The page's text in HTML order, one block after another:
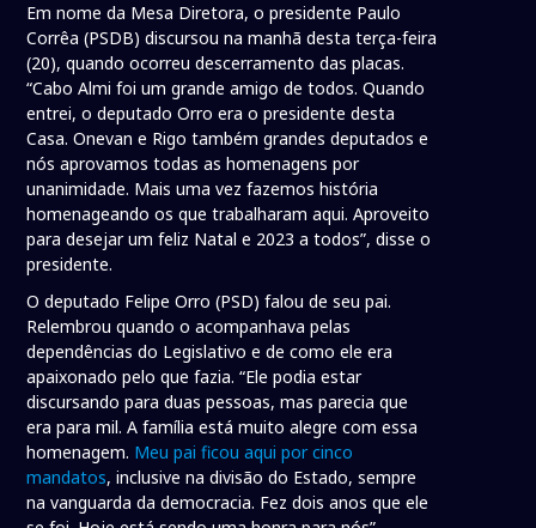
Em nome da Mesa Diretora, o presidente Paulo
Corrêa (PSDB) discursou na manhã desta terça-feira
(20), quando ocorreu descerramento das placas.
“Cabo Almi foi um grande amigo de todos. Quando
entrei, o deputado Orro era o presidente desta
Casa. Onevan e Rigo também grandes deputados e
nós aprovamos todas as homenagens por
unanimidade. Mais uma vez fazemos história
homenageando os que trabalharam aqui. Aproveito
para desejar um feliz Natal e 2023 a todos”, disse o
presidente.
O deputado Felipe Orro (PSD) falou de seu pai.
Relembrou quando o acompanhava pelas
dependências do Legislativo e de como ele era
apaixonado pelo que fazia. “Ele podia estar
discursando para duas pessoas, mas parecia que
era para mil. A família está muito alegre com essa
homenagem. Meu pai ficou aqui por cinco
mandatos, inclusive na divisão do Estado, sempre
na vanguarda da democracia. Fez dois anos que ele